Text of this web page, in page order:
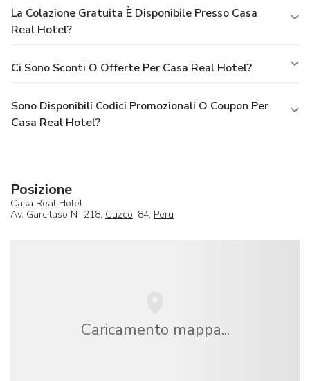
La Colazione Gratuita È Disponibile Presso Casa
Real Hotel?
Ci Sono Sconti O Offerte Per Casa Real Hotel?
Sono Disponibili Codici Promozionali O Coupon Per
Casa Real Hotel?
Posizione
Casa Real Hotel
Av. Garcilaso N° 218, Cuzco, 84, Peru
Caricamento mappa...